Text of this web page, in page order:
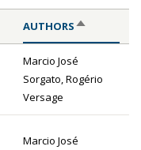
AUTHORSSORT
DESCENDING
Marcio José
Sorgato, Rogério
Versage
Marcio José